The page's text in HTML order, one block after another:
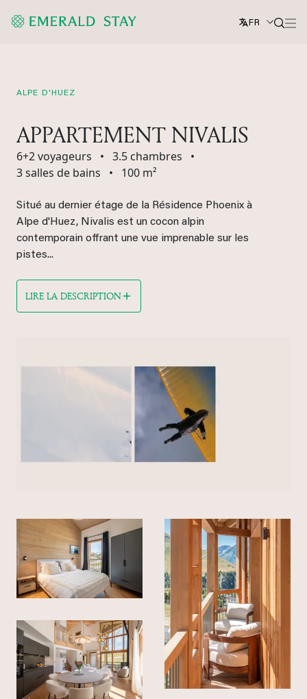
FR
ALPE D'HUEZ
APPARTEMENT NIVALIS
6+2 voyageurs • 3.5 chambres
•
3 salles de bains
• 100 m²
Situé au dernier étage de la Résidence Phoenix à
Alpe d'Huez, Nivalis est un cocon alpin
contemporain offrant une vue imprenable sur les
pistes...
LIRE LA DESCRIPTION